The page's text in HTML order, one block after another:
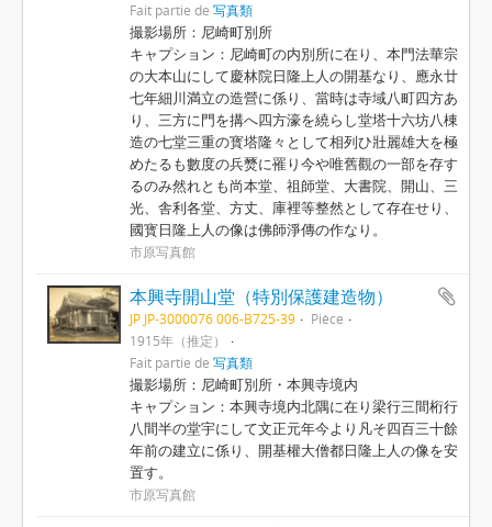
Fait partie de 写真類
撮影場所：尼崎町別所
キャプション：尼崎町の内別所に在り、本門法華宗
の大本山にして慶林院日隆上人の開基なり、應永廿
七年細川満立の造營に係り、當時は寺域八町四方あ
り、三方に門を搆へ四方濠を繞らし堂塔十六坊八棟
造の七堂三重の寳塔隆々として相列ひ壯麗雄大を極
めたるも數度の兵燹に罹り今や唯舊觀の一部を存す
るのみ然れとも尚本堂、祖師堂、大書院、開山、三
光、舎利各堂、方丈、庫裡等整然として存在せり、
國寳日隆上人の像は佛師淨傳の作なり。
市原写真館
本興寺開山堂（特別保護建造物）
JP JP-3000076 006-B725-39
Pièce
1915年（推定）
Fait partie de 写真類
撮影場所：尼崎町別所・本興寺境内
キャプション：本興寺境内北隅に在り梁行三間桁行
八間半の堂宇にして文正元年今より凡そ四百三十餘
年前の建立に係り、開基權大僧都日隆上人の像を安
置す。
市原写真館